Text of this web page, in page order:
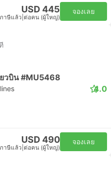
USD 445
าษีแล้ว ต่อคน (ผู้ใหญ่)
จองเลย
วบิน #MU5468
4.0
USD 490
าษีแล้ว ต่อคน (ผู้ใหญ่)
จองเลย